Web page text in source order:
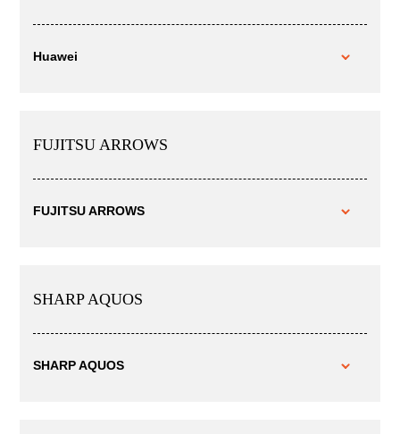
Huawei
FUJITSU ARROWS
FUJITSU ARROWS
SHARP AQUOS
SHARP AQUOS